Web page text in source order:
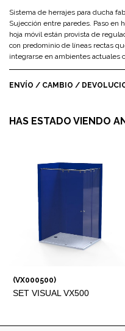
Sistema de herrajes para ducha
Sujección entre paredes. Paso en
hoja móvil están provista de
con predominio de líneas rectas
integrarse en ambientes actuales
ENVÍO / CAMBIO /
HAS ESTADO VIENDO
SET VISUAL VX500
(VX000500)